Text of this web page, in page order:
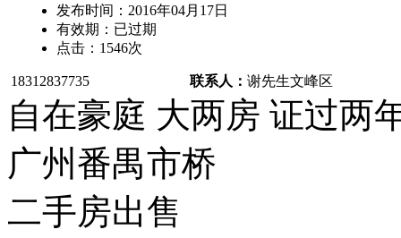
发布时间： 2016年04月17日
有效期： 已过期
点击： 1546次
18312837735 联系人： 谢先生文峰区
自在豪庭 大两房 证过两
广州番禺市桥
二手房出售